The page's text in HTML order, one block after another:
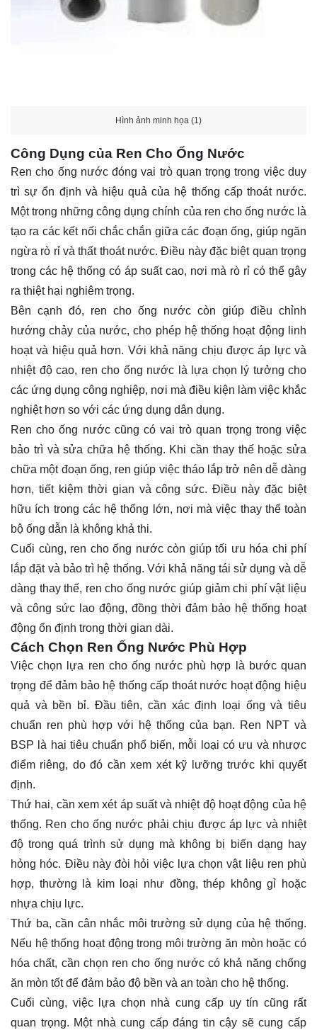
Hình ảnh minh họa (1)
Công Dụng của Ren Cho Ống Nước
Ren cho ống nước đóng vai trò quan trọng trong việc duy
trì sự ổn định và hiệu quả của hệ thống cấp thoát nước.
Một trong những công dụng chính của ren cho ống nước là
tạo ra các kết nối chắc chắn giữa các đoạn ống, giúp ngăn
ngừa rò rỉ và thất thoát nước. Điều này đặc biệt quan trọng
trong các hệ thống có áp suất cao, nơi mà rò rỉ có thể gây
ra thiệt hại nghiêm trọng.
Bên cạnh đó, ren cho ống nước còn giúp điều chỉnh
hướng chảy của nước, cho phép hệ thống hoạt động linh
hoạt và hiệu quả hơn. Với khả năng chịu được áp lực và
nhiệt độ cao, ren cho ống nước là lựa chọn lý tưởng cho
các ứng dụng công nghiệp, nơi mà điều kiện làm việc khắc
nghiệt hơn so với các ứng dụng dân dụng.
Ren cho ống nước cũng có vai trò quan trọng trong việc
bảo trì và sửa chữa hệ thống. Khi cần thay thế hoặc sửa
chữa một đoạn ống, ren giúp việc tháo lắp trở nên dễ dàng
hơn, tiết kiệm thời gian và công sức. Điều này đặc biệt
hữu ích trong các hệ thống lớn, nơi mà việc thay thế toàn
bộ ống dẫn là không khả thi.
Cuối cùng, ren cho ống nước còn giúp tối ưu hóa chi phí
lắp đặt và bảo trì hệ thống. Với khả năng tái sử dụng và dễ
dàng thay thế, ren cho ống nước giúp giảm chi phí vật liệu
và công sức lao động, đồng thời đảm bảo hệ thống hoạt
động ổn định trong thời gian dài.
Cách Chọn Ren Ống Nước Phù Hợp
Việc chọn lựa ren cho ống nước phù hợp là bước quan
trọng để đảm bảo hệ thống cấp thoát nước hoạt động hiệu
quả và bền bỉ. Đầu tiên, cần xác định loại ống và tiêu
chuẩn ren phù hợp với hệ thống của bạn. Ren NPT và
BSP là hai tiêu chuẩn phổ biến, mỗi loại có ưu và nhược
điểm riêng, do đó cần xem xét kỹ lưỡng trước khi quyết
định.
Thứ hai, cần xem xét áp suất và nhiệt độ hoạt động của hệ
thống. Ren cho ống nước phải chịu được áp lực và nhiệt
độ trong quá trình sử dụng mà không bị biến dạng hay
hỏng hóc. Điều này đòi hỏi việc lựa chọn vật liệu ren phù
hợp, thường là kim loại như đồng, thép không gỉ hoặc
nhựa chịu lực.
Thứ ba, cần cân nhắc môi trường sử dụng của hệ thống.
Nếu hệ thống hoạt động trong môi trường ăn mòn hoặc có
hóa chất, cần chọn ren cho ống nước có khả năng chống
ăn mòn tốt để đảm bảo độ bền và an toàn cho hệ thống.
Cuối cùng, việc lựa chọn nhà cung cấp uy tín cũng rất
quan trọng. Một nhà cung cấp đáng tin cậy sẽ cung cấp